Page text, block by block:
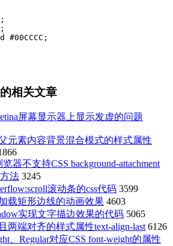
#00CCCC;
相关文章
屏幕显示器上显示发虚的问题
元素内容背景混合模式的样式属性
器不支持CSS background-attachment
法 3245
滚动条的css代码 3599
载矩形边线的动画效果 4603
实现文字描边效果的代码 5065
两端对齐的样式属性text-align-last 6126
、Regular对应CSS font-weight的属性